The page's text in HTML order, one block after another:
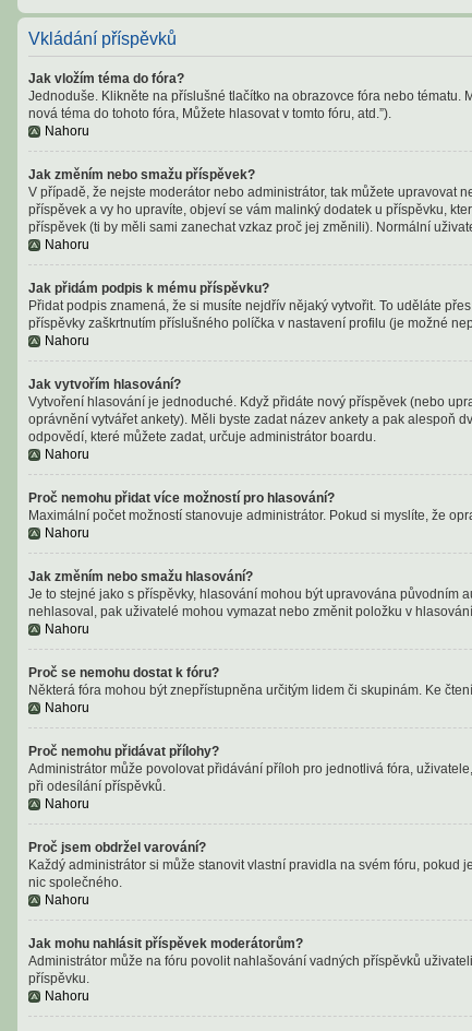
Vkládání příspěvků
Jak vložím téma do fóra?
Jednoduše. Klikněte na příslušné tlačítko na obrazovce fóra nebo tématu.
nová téma do tohoto fóra, Můžete hlasovat v tomto fóru, atd.”).
Nahoru
Jak změním nebo smažu příspěvek?
V případě, že nejste moderátor nebo administrátor, tak můžete upravovat
příspěvek a vy ho upravíte, objeví se vám malinký dodatek u příspěvku,
příspěvek (ti by měli sami zanechat vzkaz proč jej změnili). Normální
Nahoru
Jak přidám podpis k mému příspěvku?
Přidat podpis znamená, že si musíte nejdřív nějaký vytvořit. To uděláte
příspěvky zaškrtnutím příslušného políčka v nastavení profilu (je možné
Nahoru
Jak vytvořím hlasování?
Vytvoření hlasování je jednoduché. Když přidáte nový příspěvek (nebo
oprávnění vytvářet ankety). Měli byste zadat název ankety a pak alespoň
odpovědí, které můžete zadat, určuje administrátor boardu.
Nahoru
Proč nemohu přidat více možností pro hlasování?
Maximální počet možností stanovuje administrátor. Pokud si myslíte, že
Nahoru
Jak změním nebo smažu hlasování?
Je to stejné jako s příspěvky, hlasování mohou být upravována původním
nehlasoval, pak uživatelé mohou vymazat nebo změnit položku v
Nahoru
Proč se nemohu dostat k fóru?
Některá fóra mohou být znepřístupněna určitým lidem či skupinám. Ke
Nahoru
Proč nemohu přidávat přílohy?
Administrátor může povolovat přidávání příloh pro jednotlivá fóra,
při odesílání příspěvků.
Nahoru
Proč jsem obdržel varování?
Každý administrátor si může stanovit vlastní pravidla na svém fóru,
nic společného.
Nahoru
Jak mohu nahlásit příspěvek moderátorům?
Administrátor může na fóru povolit nahlašování vadných příspěvků
příspěvku.
Nahoru